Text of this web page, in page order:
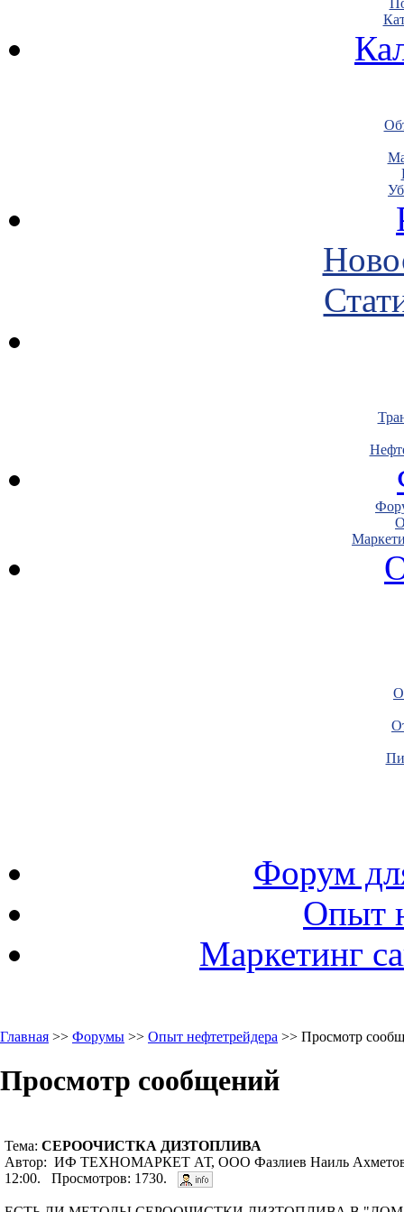
Форум
Опыт
Маркетинг
Главная >> Форумы >> Опыт нефтетрейдера >> Просмотр
Просмотр сообщений
Тема: СЕРООЧИСТКА ДИЗТОПЛИВА
Автор: ИФ ТЕХНОМАРКЕТ АТ, ООО Фазлиев Наиль
12:00. Просмотров: 1730.